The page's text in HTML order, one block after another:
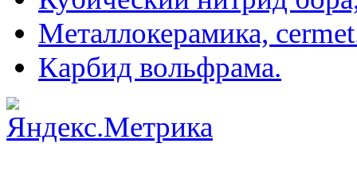
Металлокерамика,
Карбид вольфрама.